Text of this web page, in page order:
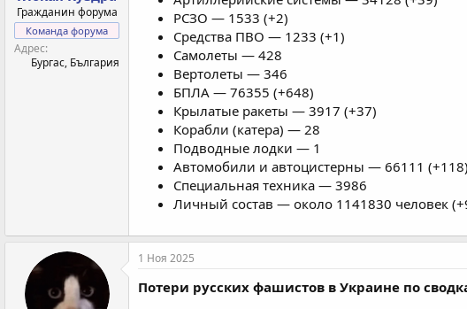
Гражданин форума
Команда форума
Адрес
Бургас, България
РСЗО — 1533 (+2)
Средства ПВО — 1233 (+1)
Самолеты — 428
Вертолеты — 346
БПЛА — 76355 (+648)
Крылатые ракеты — 3917 (+37)
Корабли (катера) — 28
Подводные лодки — 1
Автомобили и автоцистерны — 66111 (+118)
Специальная техника — 3986
Личный состав — около 1141830 человек
1 Ноя 2025
Потери русских фашистов в Украине по